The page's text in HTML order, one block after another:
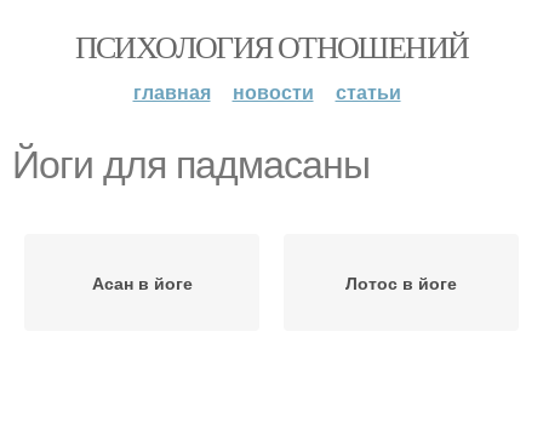
ПСИХОЛОГИЯ ОТНОШЕНИЙ
главная новости статьи
Йоги для падмасаны
Асан в йоге Лотос в йоге